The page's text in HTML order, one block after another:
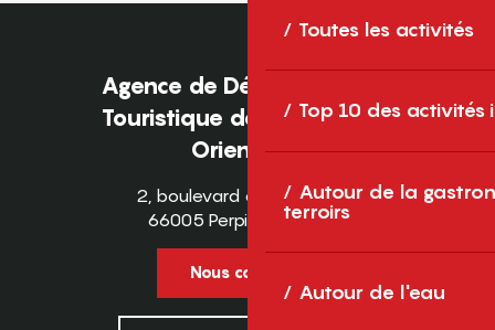
Toutes les activités
Top 10 des activités
Autour de la
terroirs
Autour de l'eau
Agence de Développement
Touristique des Pyrénées-
Orientales
2, boulevard des Pyrénées
66005 Perpignan Cedex
Nous contacter